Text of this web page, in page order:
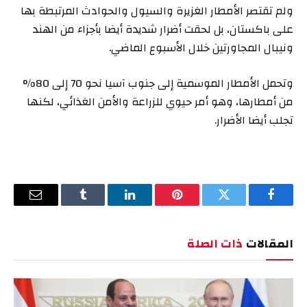
ولم تقتصر الأمطار الغزيرة والسيول والحوادث المرتبطة بها
على باكستان، بل لحقت أضرار شديدة أيضا بأجزاء من الهند
ونيبال المجاورتين خلال الأسبوع الماضي.
وتحمل الأمطار الموسمية إلى جنوب آسيا نحو 70 إلى 80%
من أمطارها، وهو أمر حيوي للزراعة والأمن الغذائي، لكنها
تجلب أيضا الأضرار.
فيسبوك تويتر بينتيريستلينكدإن Tumblr
البريد
المقالات ذات الصلة